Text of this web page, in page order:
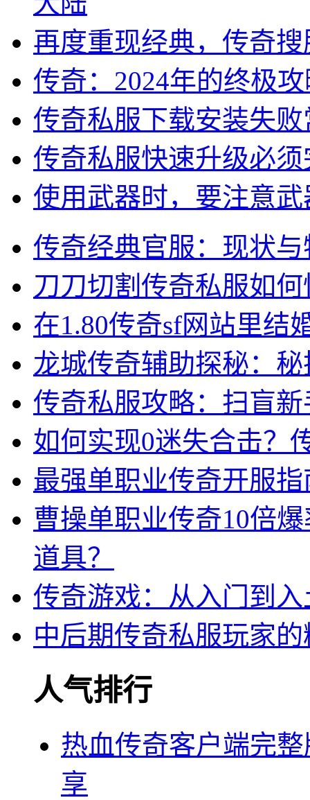
再度重现经典，传奇
传奇：2024年的终极
传奇私服下载安装失
传奇私服快速升级必
使用武器时，要注意
传奇经典官服：现状与
刀刀切割传奇私服如
在1.80传奇sf网站里结
龙城传奇辅助探秘：
传奇私服攻略：扫盲
如何实现0迷失合击？
最强单职业传奇开服
曹操单职业传奇10倍
道具？
传奇游戏：从入门到
中后期传奇私服玩家
人气排行
热血传奇客户端完
享